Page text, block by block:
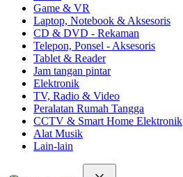
Game & VR
Laptop, Notebook & Aksesoris
CD & DVD - Rekaman
Telepon, Ponsel - Aksesoris
Tablet & Reader
Jam tangan pintar
Elektronik
TV, Radio & Video
Peralatan Rumah Tangga
CCTV & Smart Home Elektronik
Alat Musik
Lain-lain